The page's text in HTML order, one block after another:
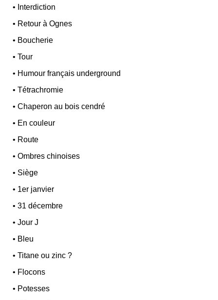
• Interdiction
• Retour à Ognes
• Boucherie
•Tour
• Humour français underground
•Tétrachromie
•Chaperon au bois cendré
• En couleur
• Route
•Ombres chinoises
• Siège
• 1er janvier
•31 décembre
•Jour J
• Bleu
•Titane ou zinc ?
• Flocons
• Potesses